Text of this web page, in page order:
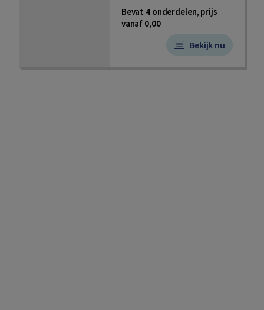
Bevat 4 onderdelen, prijs
vanaf 0,00
Bekijk nu